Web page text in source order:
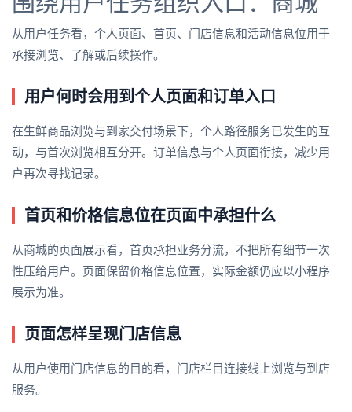
从用户任务看，个人页面、首页、门店信息和活动信息位用于
承接浏览、了解或后续操作。
用户何时会用到个人页面和订单入口
在生鲜商品浏览与到家交付场景下，个人路径服务已发生的互
动，与首次浏览相互分开。订单信息与个人页面衔接，减少用
户再次寻找记录。
首页和价格信息位在页面中承担什么
从商城的页面展示看，首页承担业务分流，不把所有细节一次
性压给用户。页面保留价格信息位置，实际金额仍应以小程序
展示为准。
页面怎样呈现门店信息
从用户使用门店信息的目的看，门店栏目连接线上浏览与到店
服务。